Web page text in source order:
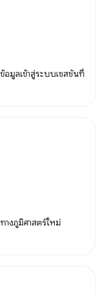
อมูลเข้าสู่ระบบเซสชันที่
างภูมิศาสตร์ใหม่